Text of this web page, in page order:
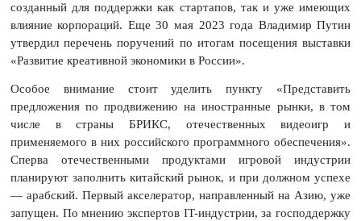
созданный для поддержки как стартапов, так и уже имеющих
влияние корпораций. Еще 30 мая 2023 года Владимир Путин
утвердил перечень поручений по итогам посещения выставки
«Развитие креативной экономики в России».
Особое внимание стоит уделить пункту «Представить
предложения по продвижению на иностранные рынки, в том
числе в страны БРИКС, отечественных видеоигр и
применяемого в них российского программного обеспечения».
Сперва отечественными продуктами игровой индустрии
планируют заполнить китайский рынок, и при должном успехе
— арабский. Первый акселератор, направленный на Азию, уже
запущен. По мнению экспертов IT-индустрии, за господдержку